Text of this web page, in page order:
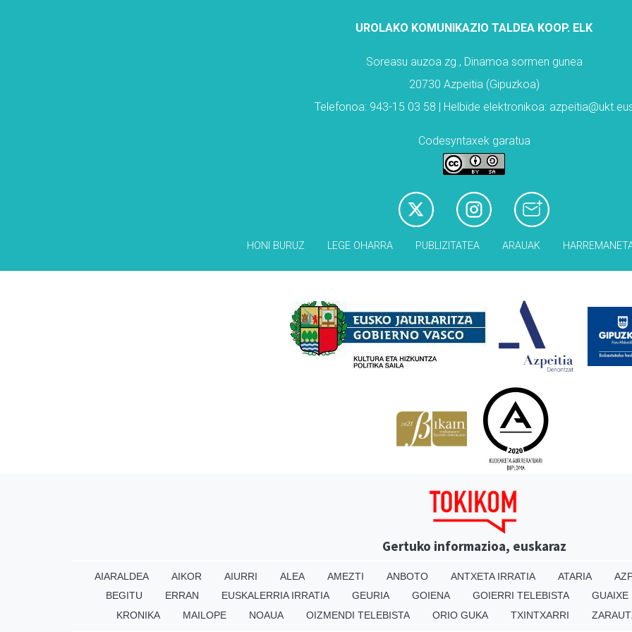
UROLAKO KOMUNIKAZIO TALDEA KOOP. ELK
Soreasu auzoa zg., Dinamoa sormen gunea
20730 Azpeitia (Gipuzkoa)
Telefonoa: 943-15 03 58 | Helbide elektronikoa:
Codesyntaxek garatua
HONI BURUZ LEGE OHARRA PUBLIZITATEA ARAUAK
Gertuko informazioa, euskaraz
AIARALDEA AIKOR AIURRI ALEA AMEZTI ANBOTO ANTXETA IRRATIA ATARIA
BEGITU
ERRAN EUSKALERRIA IRRATIA GEURIA GOIENA GOIERRI TELEBISTA GUAIXE
KRONIKA
MAILOPE NOAUA OIZMENDI TELEBISTA ORIO GUKA TXINTXARRI